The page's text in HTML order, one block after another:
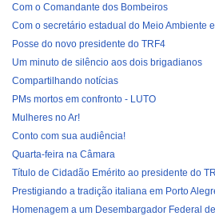
Com o Comandante dos Bombeiros
Com o secretário estadual do Meio Ambiente
Posse do novo presidente do TRF4
Um minuto de silêncio aos dois brigadianos
Compartilhando notícias
PMs mortos em confronto - LUTO
Mulheres no Ar!
Conto com sua audiência!
Quarta-feira na Câmara
Título de Cidadão Emérito ao presidente do
Prestigiando a tradição italiana em Porto
Homenagem a um Desembargador Federal